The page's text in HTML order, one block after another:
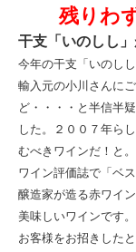
残りわ
干支「いのしし
今年の干支「いのし
輸入元の小川さんに
ど・・・・と半信半
した。２００７年ら
むべきワインだ！と。
ワイン評価誌で「ベ
醸造家が造る赤ワイ
美味しいワインです。
お客様をお招きした